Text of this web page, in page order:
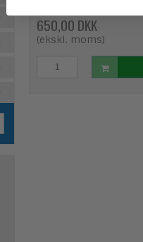
650,00 DKK
(ekskl. moms)